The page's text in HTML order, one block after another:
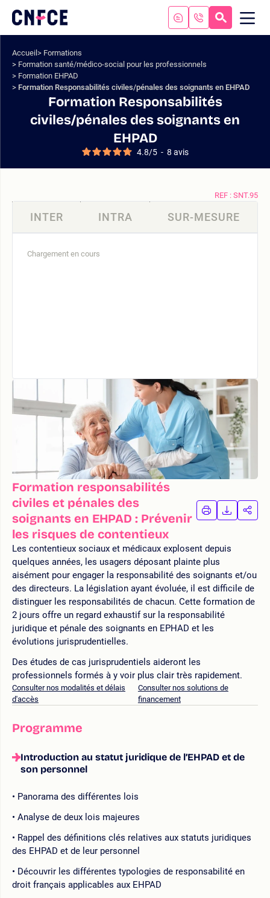
contenu
menu
Aller
recherche
Logo
site
Accueil
Formations
Formation santé/médico-social pour les professionnels
Formation EHPAD
Formation Responsabilités civiles/pénales des soignants en EHPAD
Formation Responsabilités
civiles/pénales des soignants en
EHPAD
4.8/5 - 8 avis
Formation responsabilités
civiles et pénales des
soignants en EHPAD : Prévenir
les risques de contentieux
IMPRIMER
LA
LA
Les contentieux sociaux et médicaux explosent depuis
quelques années, les usagers déposant plainte plus
aisément pour engager la responsabilité des soignants et/ou
des directeurs. La législation ayant évoluée, il est difficile de
distinguer les responsabilités de chacun. Cette formation de
2 jours offre un regard exhaustif sur la responsabilité
juridique et pénale des soignants en EPHAD et les
évolutions jurisprudentielles.
Des études de cas jurisprudentiels aideront les
professionnels formés à y voir plus clair très rapidement.
Consulter nos modalités et délais
d'accès
Consulter nos solutions de
financement
Programme
Introduction au statut juridique de l’EHPAD et de
son personnel
Panorama des différentes lois
Analyse de deux lois majeures
Rappel des définitions clés relatives aux statuts juridiques
des EHPAD et de leur personnel
Découvrir les différentes typologies de responsabilité en
droit français applicables aux EHPAD
REF : SNT.95
INTER INTRA SUR-MESURE